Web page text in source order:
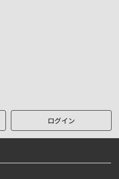
ログイン